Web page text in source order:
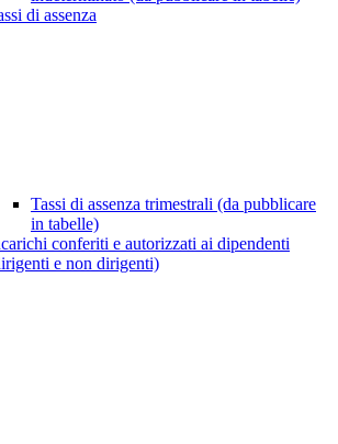
di assenza
Tassi di assenza trimestrali (da pubblicare
in tabelle)
conferiti e autorizzati ai dipendenti
e non dirigenti)